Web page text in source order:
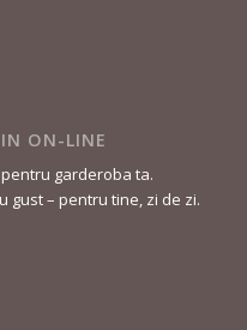
ON-LINE
garderoba ta.
gust – pentru tine, zi de zi.